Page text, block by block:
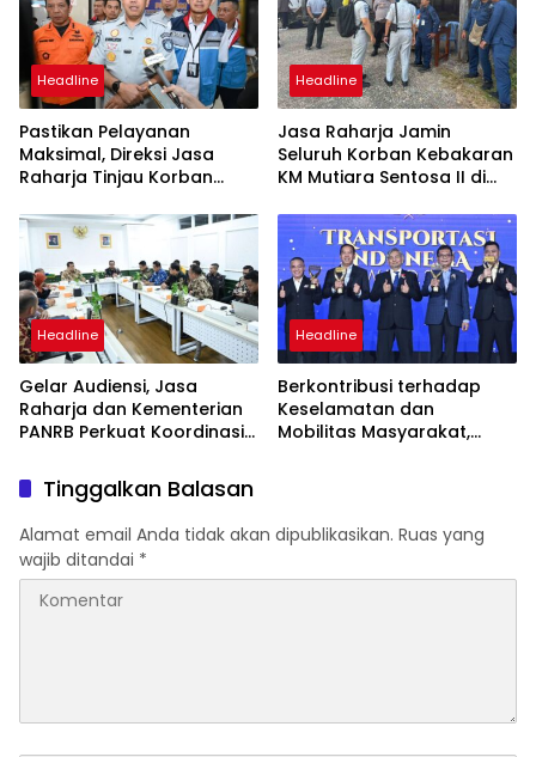
Headline
Pastikan Pelayanan
Maksimal, Direksi Jasa
Raharja Tinjau Korban
Sentosa II
Headline
Jasa Raharja Jamin
Seluruh Korban Kebakaran
KM Mutiara Sentosa II di
Headline
Gelar Audiensi, Jasa
Raharja dan Kementerian
PANRB Perkuat Koordinasi
dan SWDKLLJ
Headline
Berkontribusi terhadap
Keselamatan dan
Mobilitas Masyarakat,
Awards 2026
Tinggalkan Balasan
Alamat email Anda tidak akan dipublikasikan. Ruas yang
wajib ditandai *